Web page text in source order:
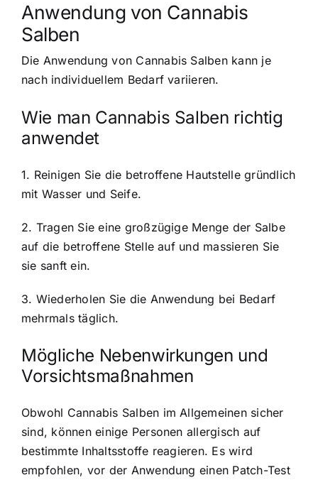
Anwendung von Cannabis
Salben
Die Anwendung von Cannabis Salben kann je
nach individuellem Bedarf variieren.
Wie man Cannabis Salben richtig
anwendet
1. Reinigen Sie die betroffene Hautstelle gründlich
mit Wasser und Seife.
2. Tragen Sie eine großzügige Menge der Salbe
auf die betroffene Stelle auf und massieren Sie
sie sanft ein.
3. Wiederholen Sie die Anwendung bei Bedarf
mehrmals täglich.
Mögliche Nebenwirkungen und
Vorsichtsmaßnahmen
Obwohl Cannabis Salben im Allgemeinen sicher
sind, können einige Personen allergisch auf
bestimmte Inhaltsstoffe reagieren. Es wird
empfohlen, vor der Anwendung einen Patch-Test